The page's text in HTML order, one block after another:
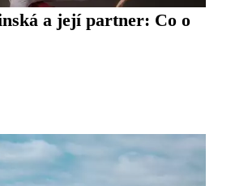
a její partner: Co o